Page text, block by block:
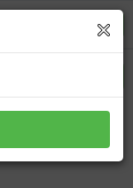
Tesbih